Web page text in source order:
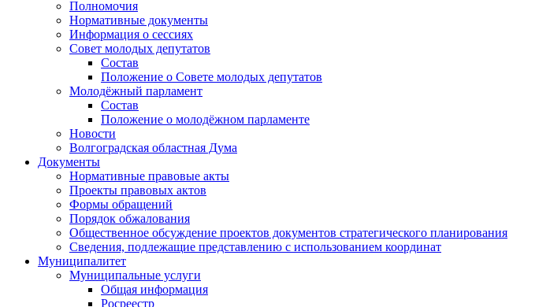
Полномочия
Нормативные документы
Информация о сессиях
Совет молодых депутатов
Состав
Положение о Совете молодых депутатов
Молодёжный парламент
Состав
Положение о молодёжном парламенте
Новости
Волгоградская областная Дума
Документы
Нормативные правовые акты
Проекты правовых актов
Формы обращений
Порядок обжалования
Общественное обсуждение проектов документов стратегического планирования
Сведения, подлежащие представлению с использованием координат
Муниципалитет
Муниципальные услуги
Общая информация
Росреестр